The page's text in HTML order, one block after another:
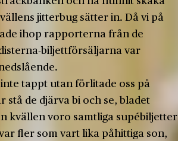
jitterbug sätter in. Då vi på
ihop rapporterna från de
biljettförsäl­jarna var
tappt utan förlitade oss på
stå de djärva bi och se, bladet
kvällen voro samtliga supé­biljetter
fler som vart lika påhittiga son,